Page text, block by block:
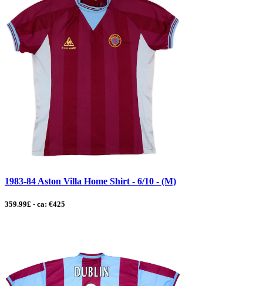
1983-84 Aston Villa Home Shirt - 6/10 - (M)
359.99£ - ca: €425